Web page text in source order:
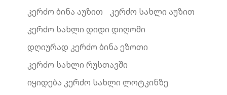
კერძო ბინა აუზით
კერძო სახლი აუზით
კერძო სახლი დიდი დიღომი
დღიურად კერძო ბინა ეზოთი
კერძო სახლი რუსთავში
იყიდება კერძო სახლი ლოტკინზე